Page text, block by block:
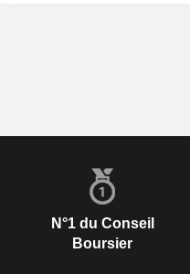
N°1 du Conseil
Boursier